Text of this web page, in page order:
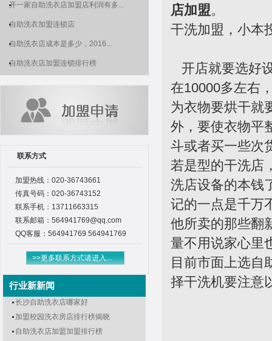
开一家自助洗衣店加盟店利润有多...
自助洗衣加盟连锁店
自助洗衣店成本是多少，2016...
自助洗衣店加盟连锁排行榜
联系方式
加盟热线：020-36743661
传真号码：020-36743152
联系手机：13711663315
联系邮箱：564941769@qq.com
QQ客服：564941769 564941769
>>更多联系方式请进入...
行业新新闻
长沙自助洗衣店哪家好
加盟校园洗衣房店排行榜揭晓
自助洗衣店加盟加盟排行榜
店加盟。
干洗加盟，小本
开店就要选好
在10000多左右
为衣物要烘干就
外，要使衣物平
斗或者买一些次
若是型的干洗店
洗店设备的本钱
记的一点是千万
他所卖的那些翻
量不用说家心里
目前市面上选自
择干洗机要注意